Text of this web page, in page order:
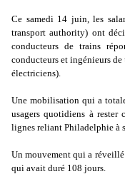
Ce samedi 14 juin, les
transport authority) ont
conducteurs de trains
conducteurs et ingénieurs
électriciens).
Une mobilisation qui a
usagers quotidiens à
lignes reliant Philadelphie à
Un mouvement qui a
qui avait duré 108 jours.